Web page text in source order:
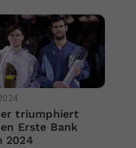
triumphiert
Erste Bank
2024